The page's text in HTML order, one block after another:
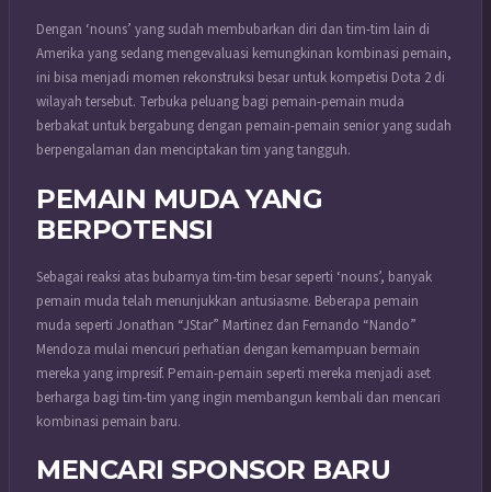
Dengan ‘nouns’ yang sudah membubarkan diri dan tim-tim lain di
Amerika yang sedang mengevaluasi kemungkinan kombinasi pemain,
ini bisa menjadi momen rekonstruksi besar untuk kompetisi Dota 2 di
wilayah tersebut. Terbuka peluang bagi pemain-pemain muda
berbakat untuk bergabung dengan pemain-pemain senior yang sudah
berpengalaman dan menciptakan tim yang tangguh.
PEMAIN MUDA YANG
BERPOTENSI
Sebagai reaksi atas bubarnya tim-tim besar seperti ‘nouns’, banyak
pemain muda telah menunjukkan antusiasme. Beberapa pemain
muda seperti Jonathan “JStar” Martinez dan Fernando “Nando”
Mendoza mulai mencuri perhatian dengan kemampuan bermain
mereka yang impresif. Pemain-pemain seperti mereka menjadi aset
berharga bagi tim-tim yang ingin membangun kembali dan mencari
kombinasi pemain baru.
MENCARI SPONSOR BARU